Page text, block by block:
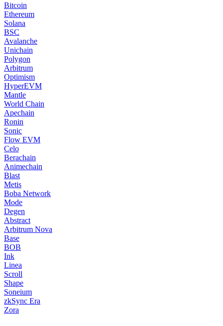
Bitcoin
Ethereum
Solana
BSC
Avalanche
Unichain
Polygon
Arbitrum
Optimism
HyperEVM
Mantle
World Chain
Apechain
Ronin
Sonic
Flow EVM
Celo
Berachain
Animechain
Blast
Metis
Boba Network
Mode
Degen
Abstract
Arbitrum Nova
Base
BOB
Ink
Linea
Scroll
Shape
Soneium
zkSync Era
Zora